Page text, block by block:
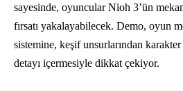
sayesinde, oyuncular Nioh 3’ün
fırsatı yakalayabilecek. Demo, oyun
sistemine, keşif unsurlarından
detayı içermesiyle dikkat çekiyor.